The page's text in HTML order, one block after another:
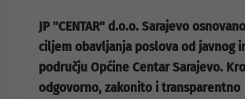
JP "CENTAR" d.o.o. Sarajevo
ciljem obavljanja poslova od javnog
području Općine Centar Sarajevo.
odgovorno, zakonito i transparentno